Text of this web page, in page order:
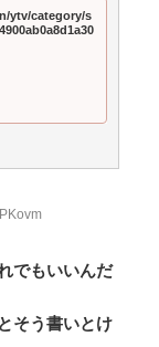
アニメ化 /
定 来年4月か
) NEW! (8/6
の内を徘徊 /
中国の威圧的
そう？ / おま
なかったから
ytv/category/s
でもいいんだ
そう書いとけ